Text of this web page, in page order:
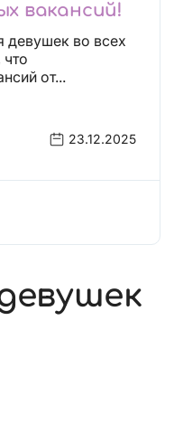
вакансий!
девушек во всех
от...
23.12.2025